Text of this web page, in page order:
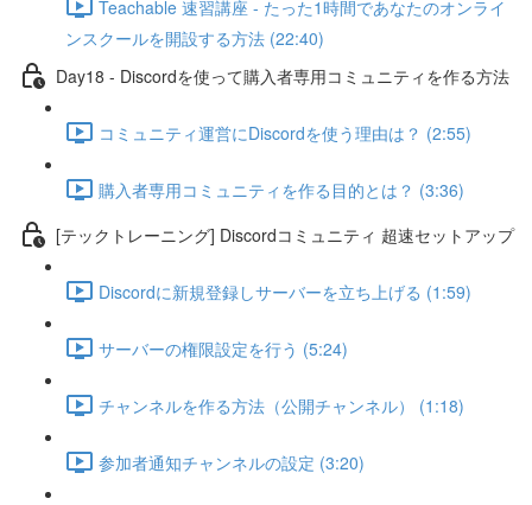
Teachable 速習講座 - たった1時間であなたのオンライ
ンスクールを開設する方法 (22:40)
Day18 - Discordを使って購入者専用コミュニティを作る方法
コミュニティ運営にDiscordを使う理由は？ (2:55)
購入者専用コミュニティを作る目的とは？ (3:36)
[テックトレーニング] Discordコミュニティ 超速セットアップ
Discordに新規登録しサーバーを立ち上げる (1:59)
サーバーの権限設定を行う (5:24)
チャンネルを作る方法（公開チャンネル） (1:18)
参加者通知チャンネルの設定 (3:20)